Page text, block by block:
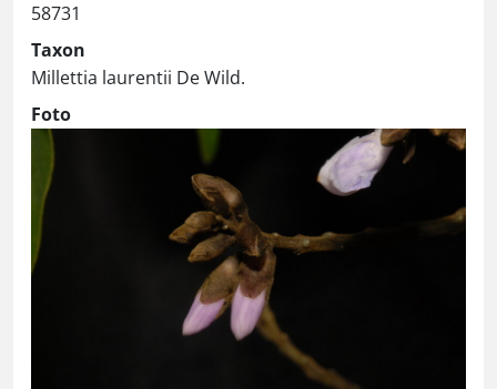
58731
Taxon
Millettia laurentii De Wild.
Foto